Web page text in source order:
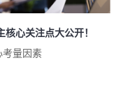
心关注点大公开！
考量因素